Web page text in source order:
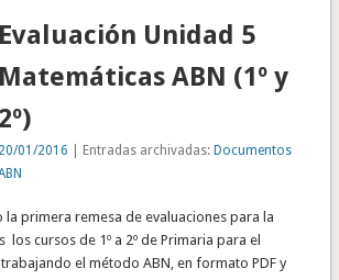
Evaluación Unidad 5
Matemáticas ABN (1º y
2º)
20/01/2016 | Entradas archivadas:Documentos
la primera remesa de evaluaciones para la
los cursos de 1º a 2º de Primaria para el
el método ABN, en formato PDF y